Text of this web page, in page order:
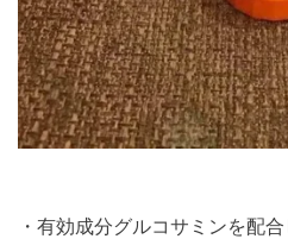
・有効成分グルコサミンを配